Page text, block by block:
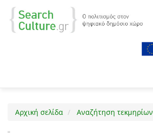
Αρχική σελίδα Αναζήτηση τεκμηρίων